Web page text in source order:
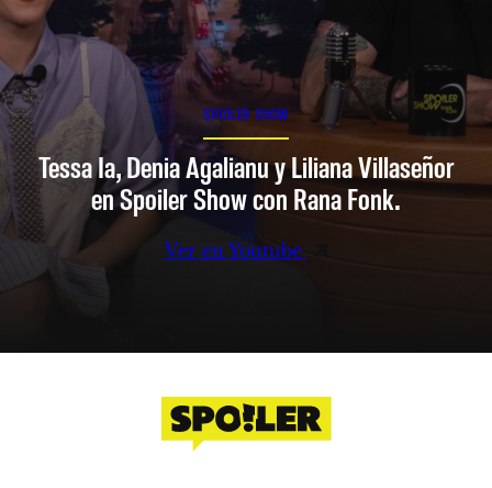
SPOILER SHOW
Tessa Ia, Denia Agalianu y Liliana Villaseñor
en Spoiler Show con Rana Fonk.
Ver en Youtube